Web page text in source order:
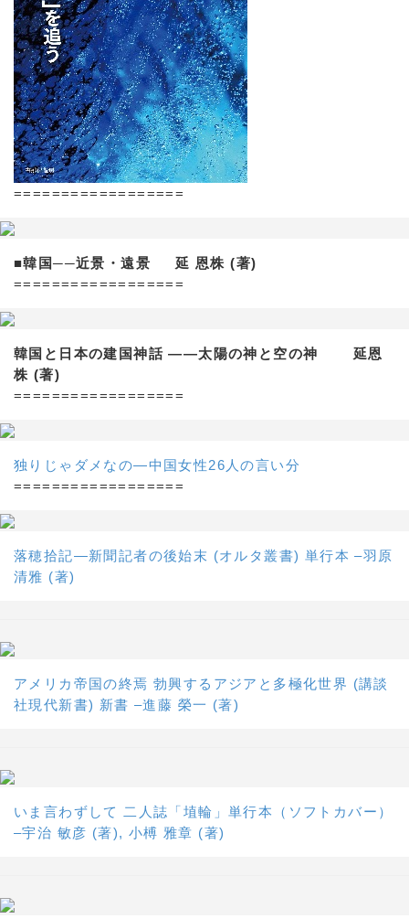
==================
■韓国──近景・遠景 延 恩株 (著)
==================
韓国と日本の建国神話 ——太陽の神と空の神 延恩
株 (著)
==================
独りじゃダメなの―中国女性26人の言い分
==================
落穂拾記―新聞記者の後始末 (オルタ叢書) 単行本 –羽原
清雅 (著)
アメリカ帝国の終焉 勃興するアジアと多極化世界 (講談
社現代新書) 新書 –進藤 榮一 (著)
いま言わずして 二人誌「埴輪」単行本（ソフトカバー）
–宇治 敏彦 (著), 小榑 雅章 (著)